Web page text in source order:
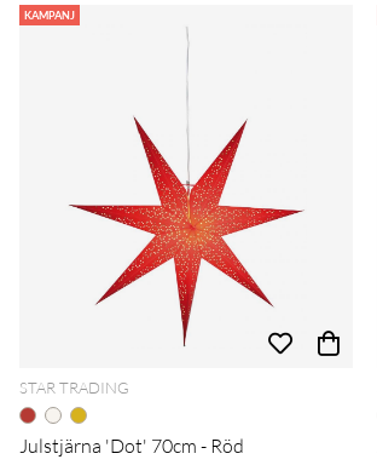
KAMPANJ
STAR TRADING
Julstjärna 'Dot' 70cm - Röd